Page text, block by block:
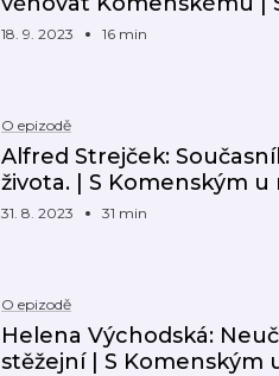
18. 9. 2023 16 min
O epizodě
Alfred Strejček:
života. | S Komenským
31. 8. 2023 31 min
O epizodě
Helena Východská:
stěžejní | S Komenským